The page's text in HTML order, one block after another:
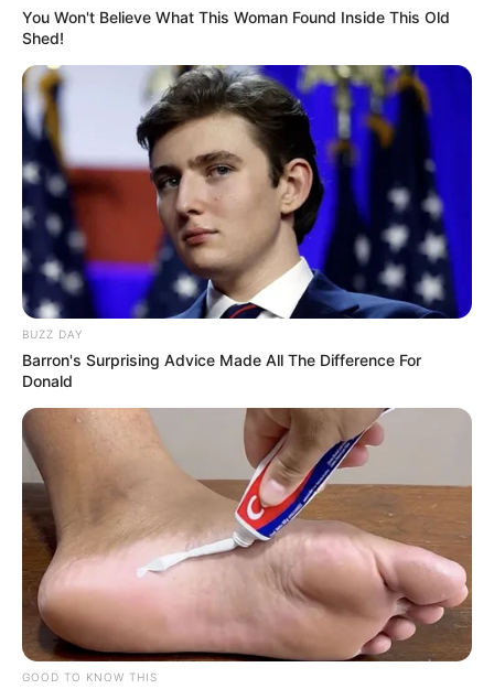
You Won't Believe What This Woman Found Inside This Old
Shed!
BUZZ DAY
Barron's Surprising Advice Made All The Difference For
Donald
GOOD TO KNOW THIS